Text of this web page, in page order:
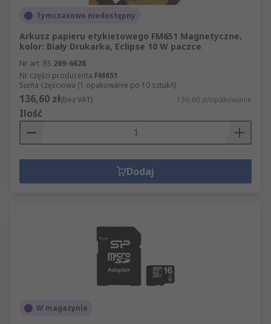
Tymczasowo niedostępny
Arkusz papieru etykietowego FM651 Magnetyczne,
kolor: Biały Drukarka, Eclipse 10 W paczce
Nr art. RS 269-6628
Nr części producenta FM651
Suma częściowa (1 opakowanie po 10 sztuk/i)
136,60 zł(bez VAT) 136,60 zł/opakowanie
Ilość
Dodaj
W magazynie